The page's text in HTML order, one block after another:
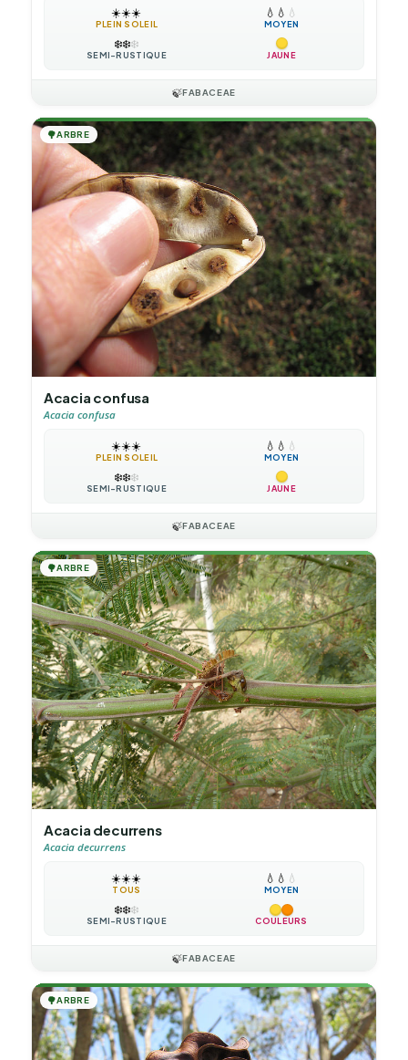
☀️☀️☀️
PLEIN SOLEIL
💧 💧 💧
MOYEN
❄️❄️❄️
SEMI-RUSTIQUE JAUNE
🍃FABACEAE
🌳ARBRE
Acacia confusa
Acacia confusa
☀️☀️☀️
PLEIN SOLEIL
💧 💧 💧
MOYEN
❄️❄️❄️
SEMI-RUSTIQUE JAUNE
🍃FABACEAE
🌳ARBRE
Acacia decurrens
Acacia decurrens
☀️☀️☀️
TOUS
💧 💧 💧
MOYEN
❄️❄️❄️
SEMI-RUSTIQUE COULEURS
🍃FABACEAE
🌳ARBRE